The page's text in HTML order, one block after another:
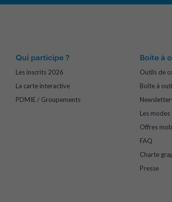
Qui participe ?
Les inscrits 2026
La carte interactive
PDMIE / Groupements
Boite à
Outils de
Boîte à
Les
Offres
FAQ
Charte
Presse